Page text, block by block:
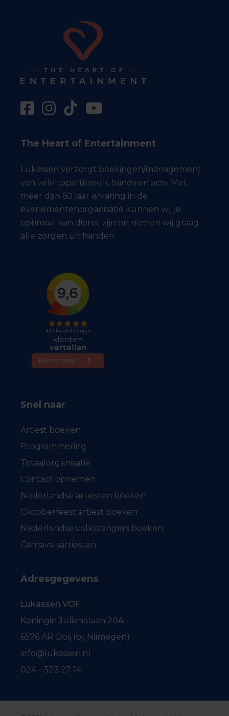
The Heart of Entertainment
Lukassen verzorgt boekingen/management
van vele topartiesten, bands en acts. Met
meer dan 60 jaar ervaring in de
evenementenorganisatie kunnen wij je
optimaal van dienst zijn en nemen wij graag
alle zorgen uit handen.
Snel naar
Artiest boeken
Programmering
Totaalorganisatie
Contact opnemen
Nederlandse artiesten boeken
Oktoberfeest artiest boeken
Nederlandse volkszangers boeken
Carnavalsartiesten
Adresgegevens
Lukassen VOF
Koningin Julianalaan 20A
6576 AR Ooij (bij Nijmegen)
info@lukassen.nl
024 - 323 27 14